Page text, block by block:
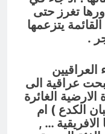
تغرز حتى
يتزعمها
.
عراقية الى
الارضية الغائرة
الكدع ) ام
الافريقية … ,